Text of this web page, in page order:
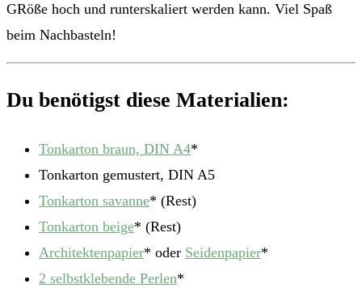
GRöße hoch und runterskaliert werden kann. Viel Spaß
beim Nachbasteln!
Du benötigst diese Materialien:
Tonkarton braun, DIN A4*
Tonkarton gemustert, DIN A5
Tonkarton savanne* (Rest)
Tonkarton beige* (Rest)
Architektenpapier* oder Seidenpapier*
2 selbstklebende Perlen*